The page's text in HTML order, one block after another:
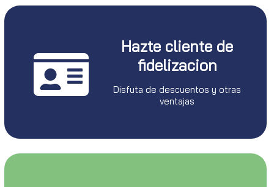
Hazte cliente de
fidelizacion
Disfuta de descuentos y otras
ventajas